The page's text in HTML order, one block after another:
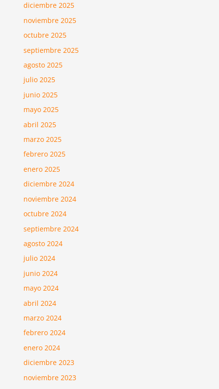
diciembre 2025
noviembre 2025
octubre 2025
septiembre 2025
agosto 2025
julio 2025
junio 2025
mayo 2025
abril 2025
marzo 2025
febrero 2025
enero 2025
diciembre 2024
noviembre 2024
octubre 2024
septiembre 2024
agosto 2024
julio 2024
junio 2024
mayo 2024
abril 2024
marzo 2024
febrero 2024
enero 2024
diciembre 2023
noviembre 2023